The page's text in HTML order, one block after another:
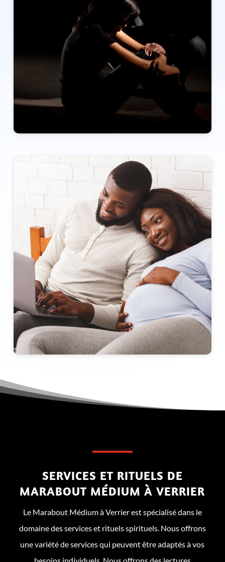
SERVICES ET RITUELS DE
MARABOUT MÉDIUM À VERRIER
Le Marabout Médium à Verrier est spécialisé dans le
domaine des services et rituels spirituels. Nous offrons
une variété de services qui peuvent être adaptés à vos